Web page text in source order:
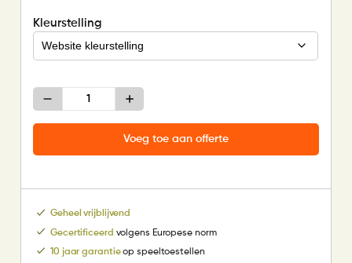
Kleurstelling
Veertoestel
Voeg toe aan offerte
Geheel vrijblijvend
Gecertificeerd volgens Europese norm
10 jaar garantieop speeltoestellen